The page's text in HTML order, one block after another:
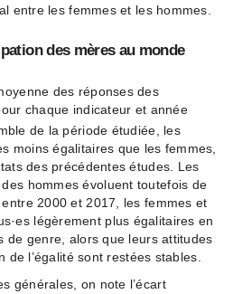
entre les femmes et les hommes.
des mères au monde
des réponses des
chaque indicateur et année
de la période étudiée, les
moins égalitaires que les femmes,
des précédentes études. Les
hommes évoluent toutefois de
2000 et 2017, les femmes et
légèrement plus égalitaires en
de genre, alors que leurs attitudes
de l’égalité sont restées stables.
générales, on note l’écart